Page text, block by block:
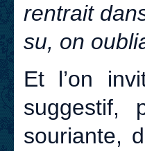
rentrait
su, on
Et l’on
suggestif,
souriante,